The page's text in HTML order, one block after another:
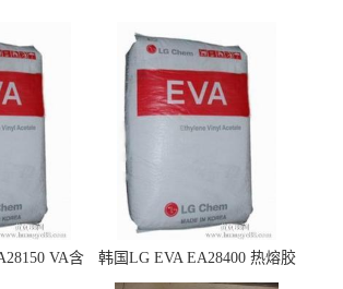
VA含
韩国LG EVA EA28400 热熔胶
级 VA含量28 熔指400